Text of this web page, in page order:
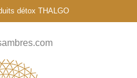
détox THALGO